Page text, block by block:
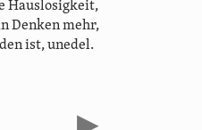
Hauslosigkeit,
Denken mehr,
ist, unedel.